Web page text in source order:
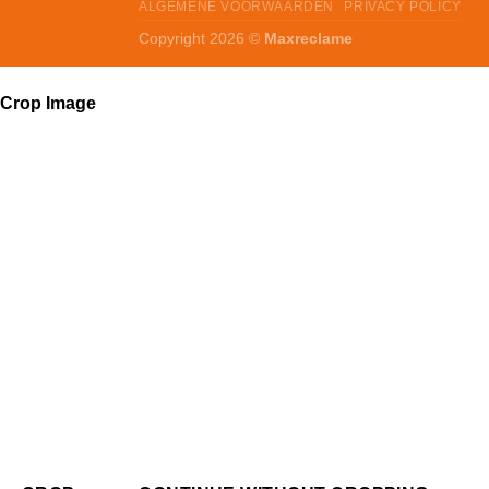
ALGEMENE VOORWAARDEN PRIVACY POLICY
Copyright 2026 © Maxreclame
Crop Image